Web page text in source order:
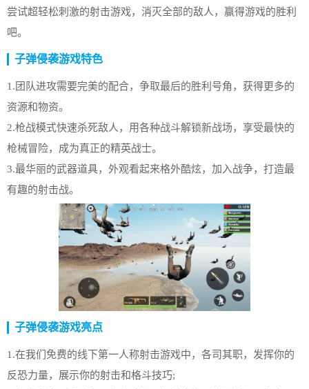
尝试超轻松刺激的射击游戏，消灭全部的敌人，赢得游戏的胜利
吧。
子弹侵袭游戏特色
1.团队进攻需要完美的配合，争取最后的胜利号角，获得更多的
资源和物资。
2.枪战模式快速杀死敌人，用各种战斗解锁新战场，享受最快的
枪械冒险，成为真正的精英战士。
3.最华丽的武器道具，外观看起来格外酷炫，加入战争，打造最
有趣的射击战。
子弹侵袭游戏亮点
1.在我们免费的线下第一人称射击游戏中，各司其职，发挥你的
反恐力量，展示你的射击和格斗技巧;